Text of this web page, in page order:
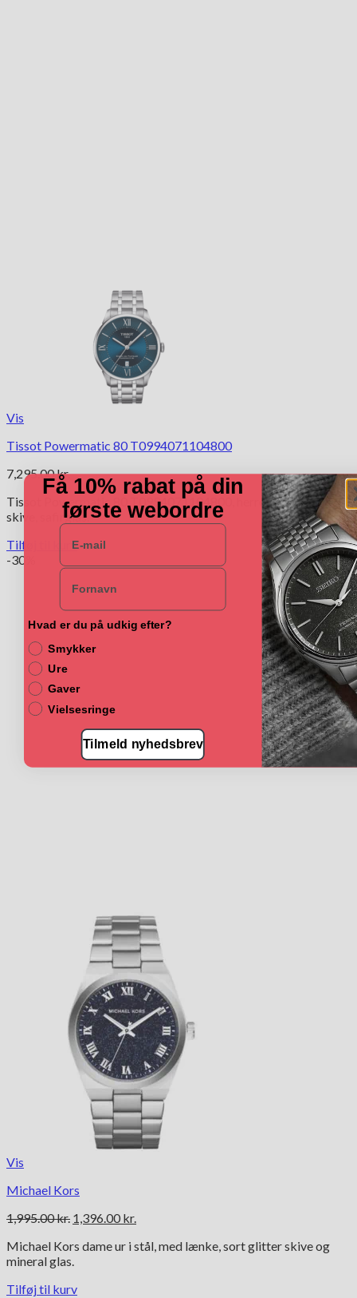
Vis
Tissot Powermatic 80 T0994071104800
7,295.00kr.
Tissot Powermatic 80 T0994071104800, herreur i stål med blå
skive, safirglas.
Tilføj til kurv
-30%
Vis
Michael Kors
1,995.00kr. Den
pris
var:
1,396.00 kr.
pris
Michael Kors dame ur i stål, med lænke, sort glitter skive og
mineral glas.
Tilføj til kurv
Få 10% rabat på din
første webordre
E-mail
Navn
Hvad er du på udkig efter?
Smykker
Ure
Gaver
Vielsesringe
Tilmeld nyhedsbrev